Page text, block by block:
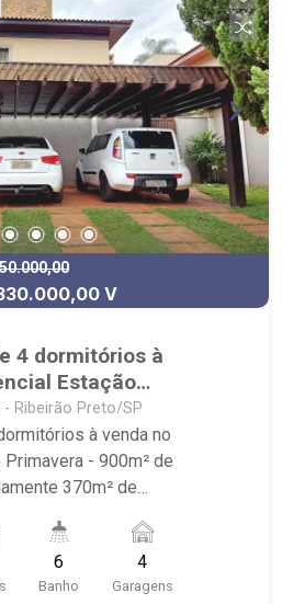
V
4 dormitórios à
Estação
- Ribeirão Preto/SP
à venda no
- 900m² de
370m² de
- Armário externo; -
Gourmet com Fogão
6
Banho
4
Garagens